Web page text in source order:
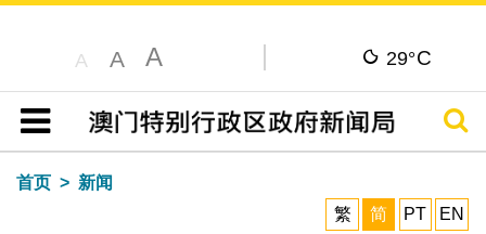
A A A 29°C
目录
搜寻
首页
新闻
繁
简 PT EN